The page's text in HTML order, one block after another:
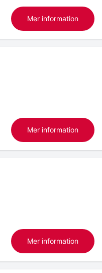
Mer information
Mer information
Mer information